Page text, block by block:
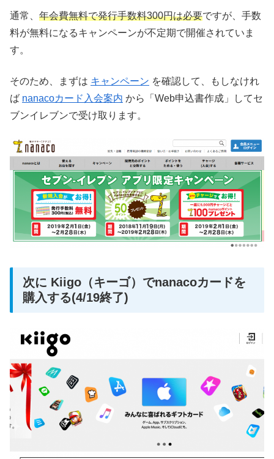
通常、 年会費無料で発行手数料300円は必要ですが、手数
料が無料になるキャンペーンが不定期で開催されていま
す。
そのため、まずは キャンペーン を確認して、もしなけれ
ば nanacoカード入会案内 から「Web申込書作成」してセ
ブンイレブンで受け取ります。
次に Kiigo（キーゴ）でnanacoカードを
購入する(4/19終了)